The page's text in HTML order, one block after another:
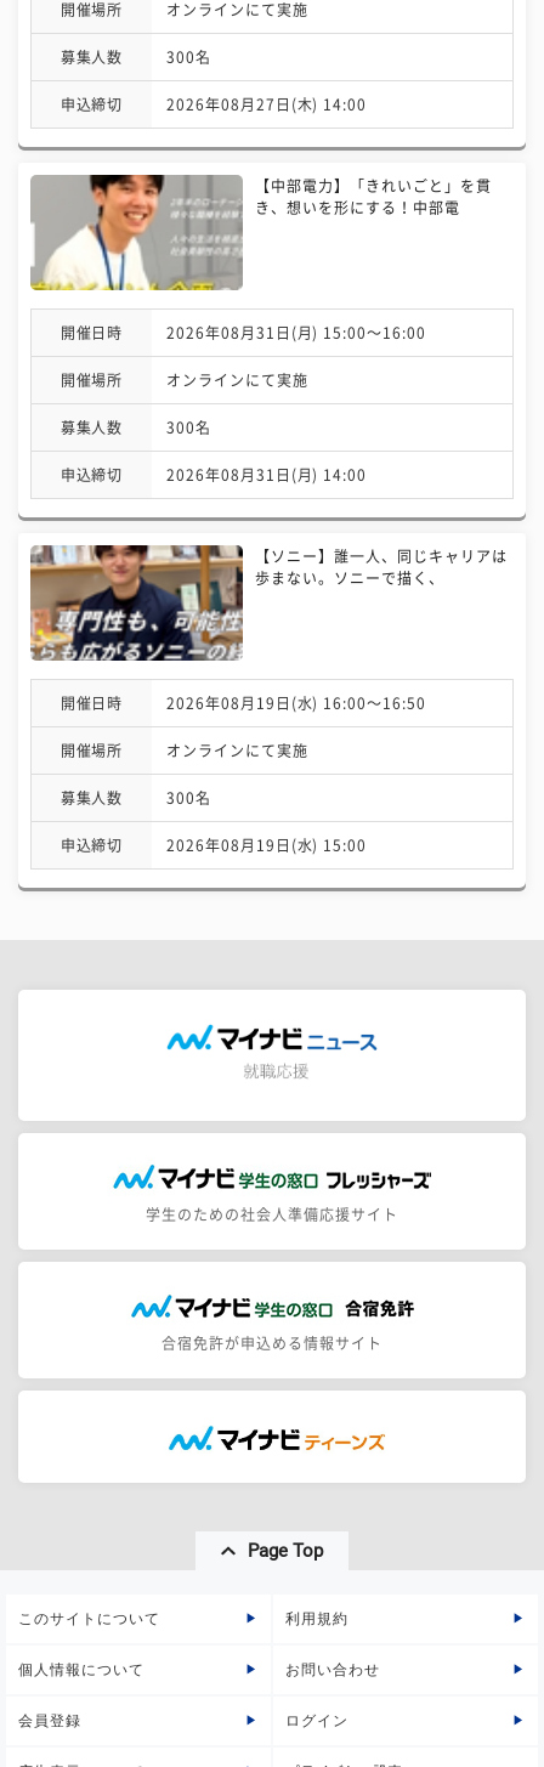
開催場所 オンラインにて実施
募集人数 300名
申込締切 2026年08月27日(木) 14:00
【中部電力】「きれいごと」を貫
き、想いを形にする！中部電
開催日時 2026年08月31日(月) 15:00〜16:00
開催場所 オンラインにて実施
募集人数 300名
申込締切 2026年08月31日(月) 14:00
【ソニー】誰一人、同じキャリアは
歩まない。ソニーで描く、
開催日時 2026年08月19日(水) 16:00〜16:50
開催場所 オンラインにて実施
募集人数 300名
申込締切 2026年08月19日(水) 15:00
学生のための社会人準備応援サイト
合宿免許が申込める情報サイト
Page Top
このサイトについて 利用規約
個人情報について お問い合わせ
会員登録 ログイン